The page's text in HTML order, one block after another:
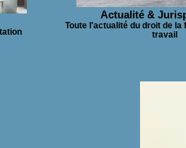
Actualité &
Toute l'actualité du droit de la
travail